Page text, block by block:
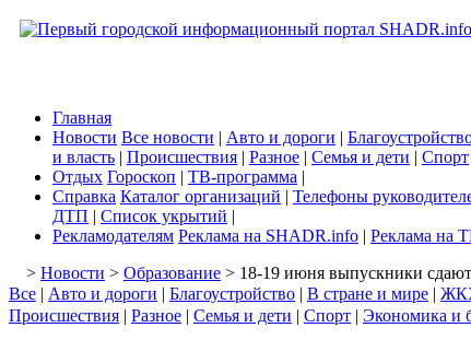
Главная
Новости Все новости | Авто и дороги |
и власть | Происшествия | Разное | Семья и дети | Спорт
Отдых Гороскоп | ТВ-программа |
Справка Каталог организаций | Телефоны
ДТП | Список укрытий |
Рекламодателям Реклама на SHADR.info | Реклама на
> Новости > Образование > 18-19 июня выпускники
Все | Авто и дороги | Благоустройство | В стране и мире |
Происшествия | Разное | Семья и дети | Спорт | Экономика и